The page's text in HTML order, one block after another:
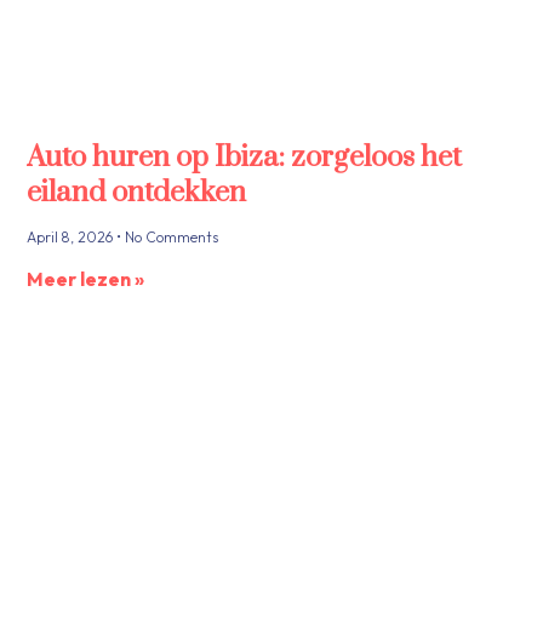
Auto huren op Ibiza: zorgeloos het
eiland ontdekken
April 8, 2026 No Comments
Meer lezen »